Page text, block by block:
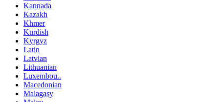
Kannada
Kazakh
Khmer
Kurdish
Kyrgyz
Latin
Latvian
Lithuanian
Luxembou..
Macedonian
Malagasy